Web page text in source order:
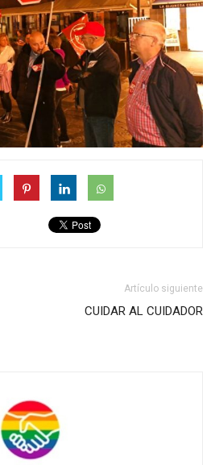
Artículo siguiente
CUIDAR AL CUIDADOR